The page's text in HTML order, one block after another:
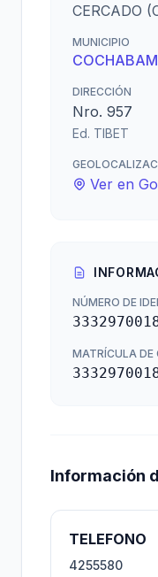
CERCADO
MUNICIPIO
DIRECCIÓN
Nro. 957
Ed. TIBET
Ver en
NÚMERO DE
MATRÍCULA DE
Información
TELEFONO
4255580